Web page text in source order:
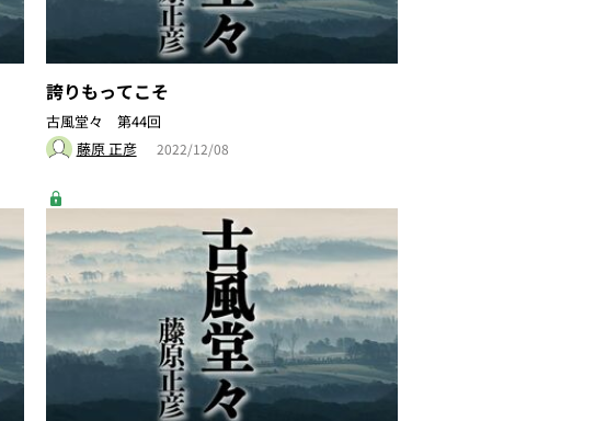
誇りもってこそ
古風堂々 第44回
藤原 正彦
2022/12/08